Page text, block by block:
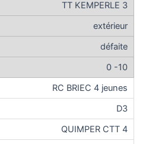
TT KEMPERLE 3
extérieur
défaite
0 -10
RC BRIEC 4 jeunes
D3
QUIMPER CTT 4